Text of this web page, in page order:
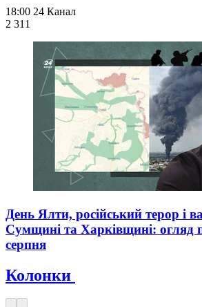
18:00 24 Канал
2 311
День Ялти, російський терор і
Сумщині та Харківщині: огляд
серпня
Колонки